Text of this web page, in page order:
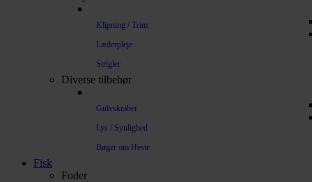
Klipning / Trim
Læderpleje
Strigler
Diverse tilbehør
Gulvskraber
Lys / Synlighed
Bøger om Heste
Fisk
Foder